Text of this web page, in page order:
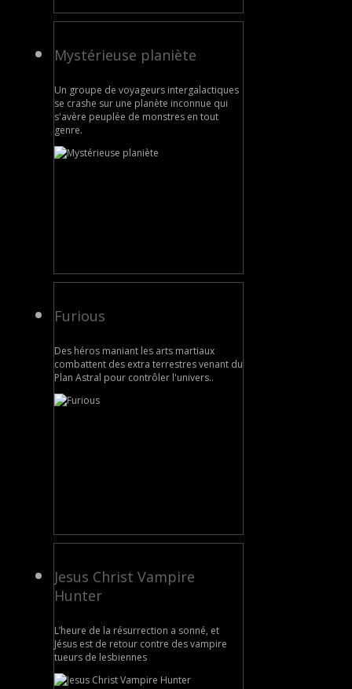
Mystérieuse planiète
Un groupe de voyageurs intergalactiques
se crashe sur une planète inconnue qui
s'avère peuplée de monstres en tout
genre.
Furious
Des héros maniant les arts martiaux
combattent des extra terrestres venant du
Plan Astral pour contrôler l'univers..
Jesus Christ Vampire
Hunter
L’heure de la résurrection a sonné, et
Jésus est de retour contre des vampire
tueurs de lesbiennes